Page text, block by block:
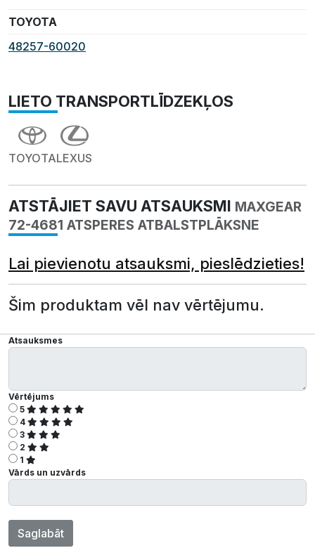
TOYOTA
48257-60020
LIETO TRANSPORTLĪDZEKĻOS
TOYOTALEXUS
ATSTĀJIET SAVU ATSAUKSMI MAXGEAR
72-4681 ATSPERES ATBALSTPLĀKSNE
Lai pievienotu atsauksmi, pieslēdzieties!
Šim produktam vēl nav vērtējumu.
Atsauksmes
Vērtējums
5
4
3
2
1
Vārds un uzvārds
Saglabāt